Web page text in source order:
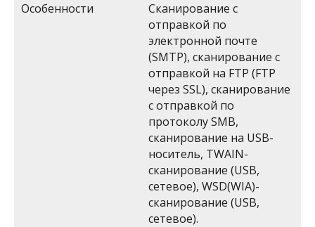
Особенности
Сканирование с
отправкой по
электронной почте
(SMTP), сканирование с
отправкой на FTP (FTP
через SSL), сканирование
с отправкой по
протоколу SMB,
сканирование на USB-
носитель, TWAIN-
сканирование (USB,
сетевое), WSD(WIA)-
сканирование (USB,
сетевое).